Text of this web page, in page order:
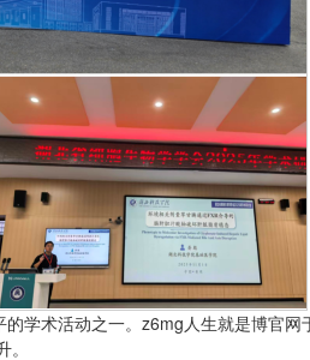
学术活动之一。z6mg人生就是博官